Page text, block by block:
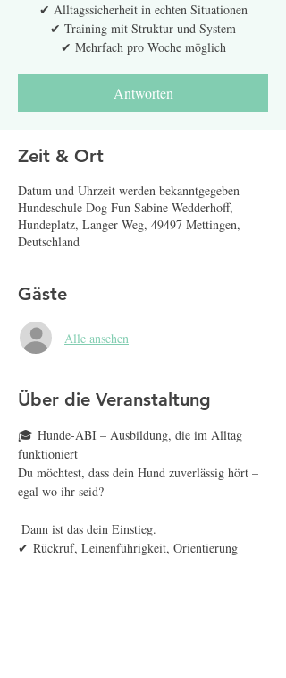
✔ Alltagssicherheit in echten Situationen
✔ Training mit Struktur und System
✔ Mehrfach pro Woche möglich
Antworten
Zeit & Ort
Datum und Uhrzeit werden bekanntgegeben
Hundeschule Dog Fun Sabine Wedderhoff,
Hundeplatz, Langer Weg, 49497 Mettingen,
Deutschland
Gäste
Alle ansehen
Über die Veranstaltung
🎓 Hunde-ABI – Ausbildung, die im Alltag
funktioniert
Du möchtest, dass dein Hund zuverlässig hört –
egal wo ihr seid?
Dann ist das dein Einstieg.
✔ Rückruf, Leinenführigkeit, Orientierung